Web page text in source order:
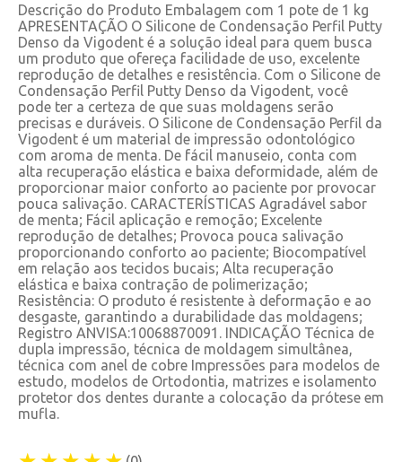
Descrição do Produto Embalagem com 1 pote de 1 kg
APRESENTAÇÃO O Silicone de Condensação Perfil Putty
Denso da Vigodent é a solução ideal para quem busca
um produto que ofereça facilidade de uso, excelente
reprodução de detalhes e resistência. Com o Silicone de
Condensação Perfil Putty Denso da Vigodent, você
pode ter a certeza de que suas moldagens serão
precisas e duráveis. O Silicone de Condensação Perfil da
Vigodent é um material de impressão odontológico
com aroma de menta. De fácil manuseio, conta com
alta recuperação elástica e baixa deformidade, além de
proporcionar maior conforto ao paciente por provocar
pouca salivação. CARACTERÍSTICAS Agradável sabor
de menta; Fácil aplicação e remoção; Excelente
reprodução de detalhes; Provoca pouca salivação
proporcionando conforto ao paciente; Biocompatível
em relação aos tecidos bucais; Alta recuperação
elástica e baixa contração de polimerização;
Resistência: O produto é resistente à deformação e ao
desgaste, garantindo a durabilidade das moldagens;
Registro ANVISA:10068870091. INDICAÇÃO Técnica de
dupla impressão, técnica de moldagem simultânea,
técnica com anel de cobre Impressões para modelos de
estudo, modelos de Ortodontia, matrizes e isolamento
protetor dos dentes durante a colocação da prótese em
mufla.